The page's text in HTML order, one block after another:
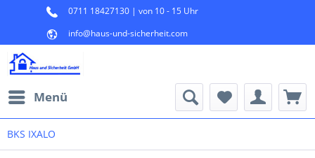
0711 18427130 | von 10 - 15 Uhr
info@haus-und-sicherheit.com
Menü
BKS IXALO